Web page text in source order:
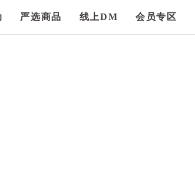
严选商品 线上DM 会员专区